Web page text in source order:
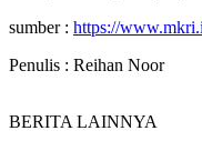
sumber : https://
Penulis : Reihan Noor
BERITA LAINNYA